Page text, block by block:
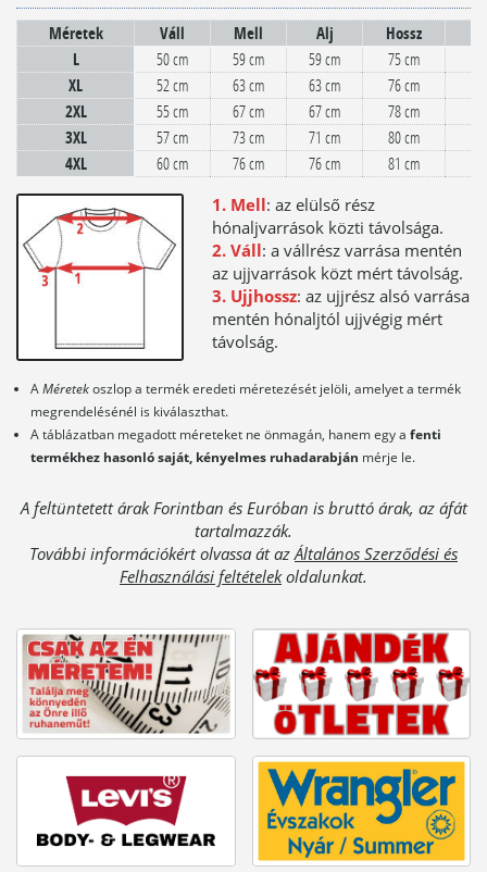
Méretek Váll Mell Alj Hossz
L
50 cm 59 cm 59 cm 75 cm
XL 52 cm 63 cm 63 cm 76 cm
2XL 55 cm 67 cm 67 cm 78 cm
3XL 57 cm 73 cm 71 cm 80 cm
4XL 60 cm 76 cm 76 cm 81 cm
1. Mell: az elülső rész
hónaljvarrások közti távolsága.
2. Váll: a vállrész varrása mentén
az ujjvarrások közt mért távolság.
3. Ujjhossz: az ujjrész alsó varrása
mentén hónaljtól ujjvégig mért
távolság.
AMéretekoszlop a termék eredeti méretezését jelöli, amelyet a termék
megrendelésénél is kiválaszthat.
A táblázatban megadott méreteket ne önmagán, hanem egy afenti
termékhez hasonló saját, kényelmes ruhadarabján mérje le.
A feltüntetett árak Forintban és Euróban is bruttó árak, az áfát
tartalmazzák.
További információkért olvassa át az Általános Szerződési és
Felhasználási feltételekoldalunkat.